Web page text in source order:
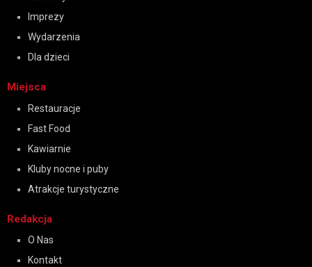
Imprezy
Wydarzenia
Dla dzieci
Miejsca
Restauracje
Fast Food
Kawiarnie
Kluby nocne i puby
Atrakcje turystyczne
Redakcja
O Nas
Kontakt